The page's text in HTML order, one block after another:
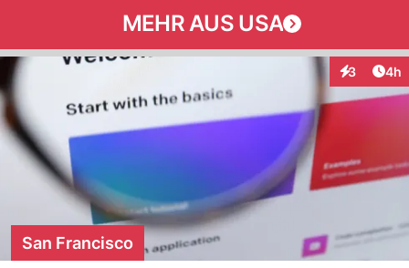
MEHR AUS USA
3 4h
San Francisco